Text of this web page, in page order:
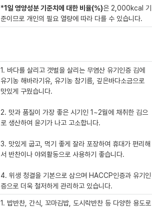
*1일 영양성분 기준치에 대한 비율(%)은 2,000kcal 기
준이므로 개인의 필요 열량에 따라 다를 수 있습니다.
1. 바다를 살리고 갯벌을 살리는 무염산 유기인증 김에
유기농 해바라기유, 유기농 참기름, 깊은바다소금으로
맛있게 구웠습니다.
2. 맛과 품질이 가장 좋은 시기인 1~2월에 채취한 김으
로 생산하여 윤기가 나고 고소합니다.
3. 맛있게 굽고, 먹기 좋게 잘라 포장하여 휴대가 편리해
서 반찬이나 야외활동으로 사용하기 좋습니다.
4. 위생 청결을 기본으로 삼으며 HACCP인증과 유기인
증으로 더욱 철저하게 관리하고 있습니다.
1. 밥반찬, 간식, 꼬마김밥, 도시락반찬 등 다양한 용도로